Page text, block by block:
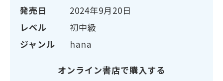
発売日
2024年9月20日
レベル
初中級
ジャンル
hana
オンライン書店で購入する